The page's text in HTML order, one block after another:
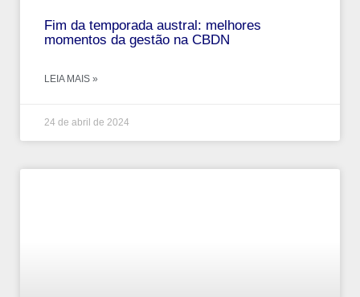
Fim da temporada austral: melhores
momentos da gestão na CBDN
LEIA MAIS »
24 de abril de 2024